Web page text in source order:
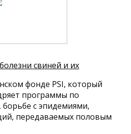
свиней и их
фонде PSI, который
программы по
с эпидемиями,
передаваемых половым